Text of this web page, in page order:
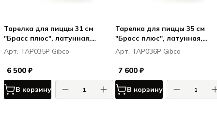
Тарелка для пиццы 31 см
"Брасс плюс", латунная,
полированная
Арт. TAP035P Gibco
6 500 ₽
В корзину
Тарелка для пиццы 35 см
"Брасс плюс", латунная,
полированная
Арт. TAP036P Gibco
7 600 ₽
В корзину